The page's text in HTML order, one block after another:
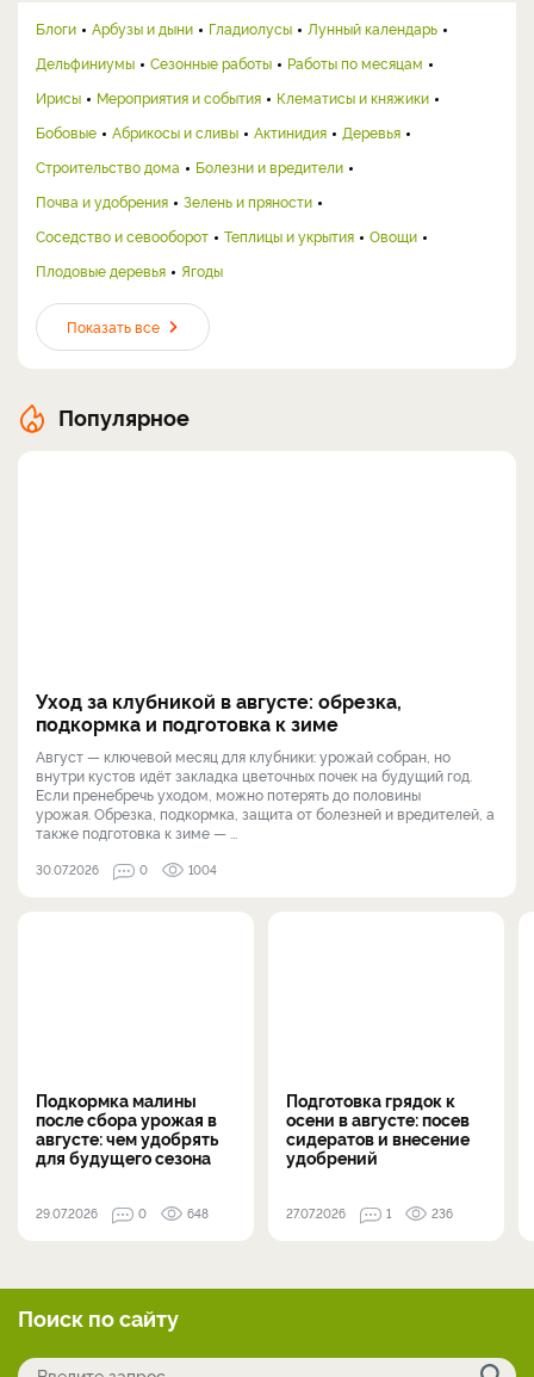
Блоги Арбузы и дыни Гладиолусы
Лунный календарь
Дельфиниумы
Сезонные работы
Работы по месяцам
Ирисы
Мероприятия и события
Клематисы и княжики
Бобовые
Абрикосы и сливы Актинидия
Деревья
Строительство дома
Болезни и вредители
Почва и удобрения
Зелень и пряности
Соседство и севооборот
Теплицы и укрытия
Овощи
Плодовые деревья
Ягоды
Показать все
Популярное
Уход за клубникой в августе: обрезка,
подкормка и подготовка к зиме
Август — ключевой месяц для клубники: урожай собран, но
внутри кустов идёт закладка цветочных почек на будущий год.
Если пренебречь уходом, можно потерять до половины
урожая. Обрезка, подкормка, защита от болезней и вредителей, а
также подготовка к зиме — ...
30.07.2026 0 1004
Подкормка малины
после сбора урожая в
августе: чем удобрять
для будущего сезона
29.07.2026 0 648
Подготовка грядок к
осени в августе: посев
сидератов и внесение
удобрений
27.07.2026 1 236
Поиск по сайту